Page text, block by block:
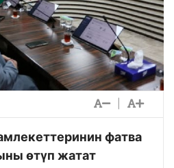
фатва
өтүп жатат